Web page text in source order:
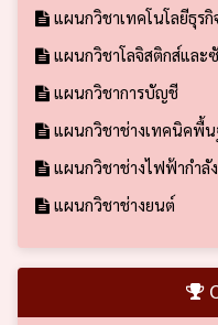
แผนกวิชาเทคโนโลยีธุร
แผนกวิชาโลจิสติกส์และ
แผนกวิชาการบัญชี
แผนกวิชาช่างเทคนิคพื้น
แผนกวิชาช่างไฟฟ้ากำลัง
แผนกวิชาช่างยนต์